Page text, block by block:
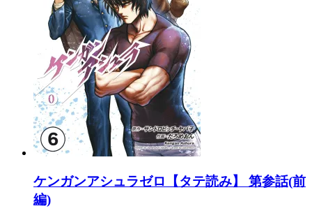
ケンガンアシュラゼロ【タテ読み】 第参話(前
編)